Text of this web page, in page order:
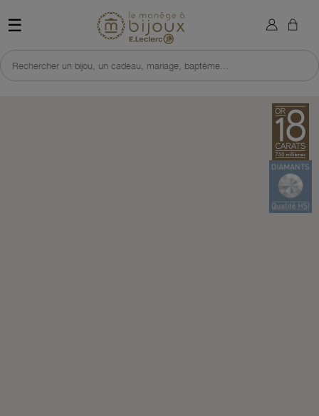
☰ Retour à l'accueil du site
Rechercher un bijou, un cadeau, mariage, baptême...
×